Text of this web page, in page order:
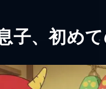
子、初め